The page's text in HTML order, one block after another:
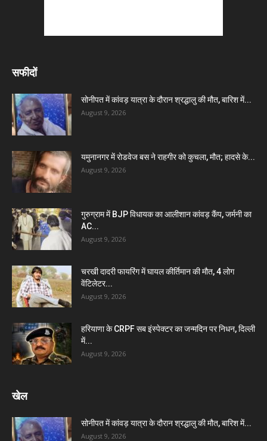
सफीदों
सोनीपत में कांवड़ यात्रा के दौरान श्रद्धालु की मौत, बारिश में...
August 9, 2026
यमुनानगर में रोडवेज बस ने राहगीर को कुचला, मौत; हादसे के...
August 9, 2026
गुरुग्राम में BJP विधायक का आलीशान कांवड़ कैंप, जर्मनी का
AC...
August 9, 2026
चरखी दादरी फायरिंग में घायल कीर्तिमान की मौत, 4 लोग
वेंटिलेटर...
August 9, 2026
हरियाणा के CRPF सब इंस्पेक्टर का जन्मदिन पर निधन, दिल्ली
में...
August 9, 2026
खेल
सोनीपत में कांवड़ यात्रा के दौरान श्रद्धालु की मौत, बारिश में...
August 9, 2026